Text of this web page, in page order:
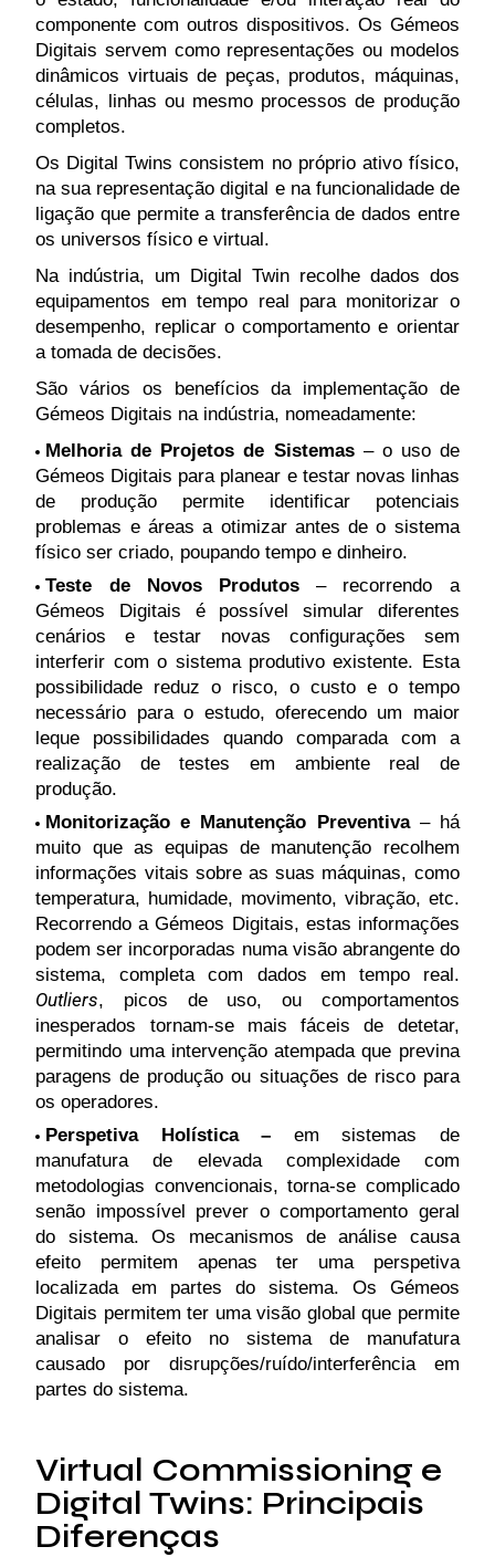
componente com outros dispositivos. Os Gémeos
Digitais servem como representações ou modelos
dinâmicos virtuais de peças, produtos, máquinas,
células, linhas ou mesmo processos de produção
completos.
Os Digital Twins consistem no próprio ativo físico,
na sua representação digital e na funcionalidade de
ligação que permite a transferência de dados entre
os universos físico e virtual.
Na indústria, um Digital Twin recolhe dados dos
equipamentos em tempo real para monitorizar o
desempenho, replicar o comportamento e orientar
a tomada de decisões.
São vários os benefícios da implementação de
Gémeos Digitais na indústria, nomeadamente:
Melhoria de Projetos de Sistemas– o uso de
Gémeos Digitais para planear e testar novas linhas
de produção permite identificar potenciais
problemas e áreas a otimizar antes de o sistema
físico ser criado, poupando tempo e dinheiro.
Teste de Novos Produtos – recorrendo a
Gémeos Digitais é possível simular diferentes
cenários e testar novas configurações sem
interferir com o sistema produtivo existente. Esta
possibilidade reduz o risco, o custo e o tempo
necessário para o estudo, oferecendo um maior
leque possibilidades quando comparada com a
realização de testes em ambiente real de
produção.
Monitorização e Manutenção Preventiva– há
muito que as equipas de manutenção recolhem
informações vitais sobre as suas máquinas, como
temperatura, humidade, movimento, vibração, etc.
Recorrendo a Gémeos Digitais, estas informações
podem ser incorporadas numa visão abrangente do
sistema, completa com dados em tempo real.
Outliers, picos de uso, ou comportamentos
inesperados tornam-se mais fáceis de detetar,
permitindo uma intervenção atempada que previna
paragens de produção ou situações de risco para
os operadores.
Perspetiva Holística – em sistemas de
manufatura de elevada complexidade com
metodologias convencionais, torna-se complicado
senão impossível prever o comportamento geral
do sistema. Os mecanismos de análise causa
efeito permitem apenas ter uma perspetiva
localizada em partes do sistema. Os Gémeos
Digitais permitem ter uma visão global que permite
analisar o efeito no sistema de manufatura
causado por disrupções/ruído/interferência em
partes do sistema.
Virtual Commissioning e
Digital Twins: Principais
Diferenças